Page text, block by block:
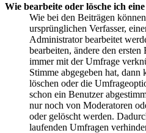
Wie bearbeite oder lösche ich
Wie bei den Beiträgen
ursprünglichen Verfasser,
Administrator bearbeitet
bearbeiten, ändere den
immer mit der Umfrage
Stimme abgegeben hat,
löschen oder die
schon ein Benutzer
nur noch von Moderatoren
oder gelöscht werden.
laufenden Umfragen